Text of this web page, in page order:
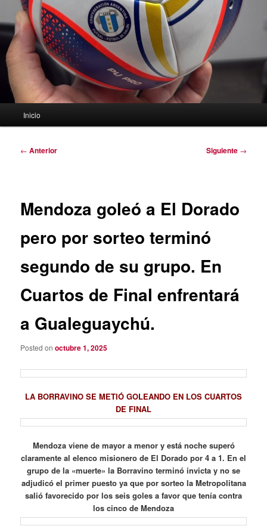
Inicio
Navegación
← Anterior Siguiente →
Mendoza goleó a El Dorado
pero por sorteo terminó
segundo de su grupo. En
Cuartos de Final enfrentará
a Gualeguaychú.
Posted onoctubre 1, 2025
LA BORRAVINO SE METIÓ GOLEANDO EN LOS CUARTOS
DE FINAL
Mendoza viene de mayor a menor y está noche superó
claramente al elenco misionero de El Dorado por 4 a 1. En el
grupo de la «muerte» la Borravino terminó invicta y no se
adjudicó el primer puesto ya que por sorteo la Metropolitana
salió favorecido por los seis goles a favor que tenía contra
los cinco de Mendoza